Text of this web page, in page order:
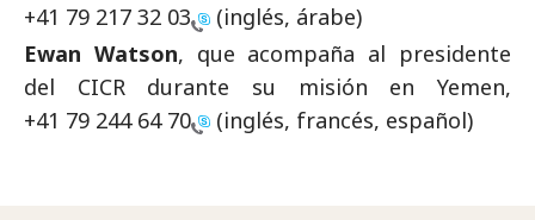
+41 79 217 32 03
(inglés, árabe)
Ewan Watson, que acompaña al presidente
del CICR durante su misión en Yemen,
+41 79 244 64 70
(inglés, francés, español)